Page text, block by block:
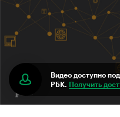
Видео доступно
РБК. Получить